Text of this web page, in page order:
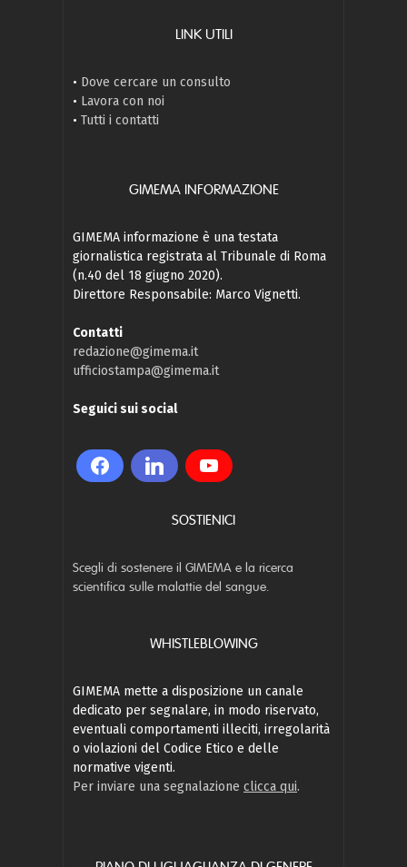
LINK UTILI
• Dove cercare un consulto
• Lavora con noi
• Tutti i contatti
GIMEMA INFORMAZIONE
GIMEMA informazione è una testata
giornalistica registrata al Tribunale di Roma
(n.40 del 18 giugno 2020).
Direttore Responsabile: Marco Vignetti.
Contatti
redazione@gimema.it
ufficiostampa@gimema.it
Seguici sui social
SOSTIENICI
Scegli di sostenere il GIMEMA e la ricerca
scientifica sulle malattie del sangue.
WHISTLEBLOWING
GIMEMA mette a disposizione un canale
dedicato per segnalare, in modo riservato,
eventuali comportamenti illeciti, irregolarità
o violazioni del Codice Etico e delle
normative vigenti.
Per inviare una segnalazione clicca qui.